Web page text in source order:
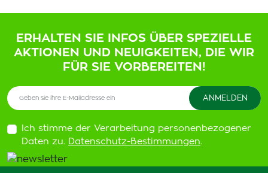
ERHALTEN SIE INFOS ÜBER SPEZIELLE
AKTIONEN UND NEUIGKEITEN, DIE WIR
FÜR SIE VORBEREITEN!
Ich stimme der Verarbeitung personenbezogener
Daten zu. Datenschutz-Bestimmungen.